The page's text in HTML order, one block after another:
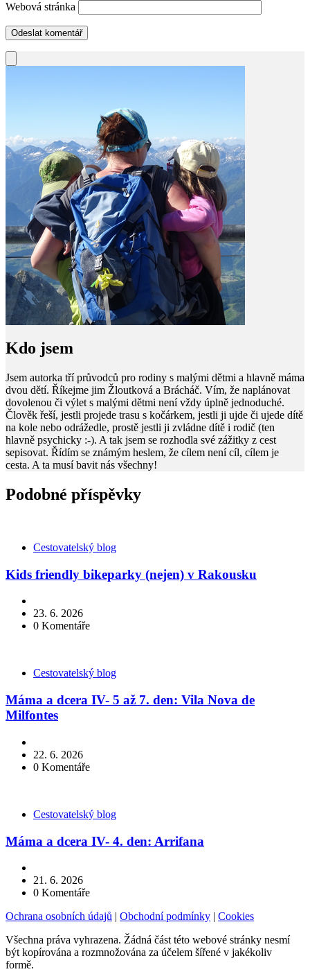
Webová stránka
Kdo jsem
Jsem autorka tří průvodců pro rodiny s malými dětmi a hlavně máma
dvou dětí. Říkejme jim Žloutková a Brácháč. Vím, že naplánovat
dovolenou či výlet s malými dětmi není vždy úplně jednoduché.
Člověk řeší, jestli projede trasu s kočárkem, jestli ji ujde či ujede dítě
na kole nebo odrážedle, prostě jestli ji zvládne dítě i rodič (ten
hlavně psychicky :-). A tak jsem se rozhodla své zážitky z cest
sepisovat. Řídím se známým heslem, že cílem není cíl, cílem je
cesta. A ta musí bavit nás všechny!
Podobné příspěvky
KategorieCestovatelský blog
Kids friendly bikeparky (nejen) v Rakousku
23. 6. 2026
0 Komentáře
KategorieCestovatelský blog
Máma a dcera IV- 5 až 7. den: Vila Nova de
Milfontes
22. 6. 2026
0 Komentáře
KategorieCestovatelský blog
Máma a dcera IV- 4. den: Arrifana
21. 6. 2026
0 Komentáře
Ochrana osobních údajů | Obchodní podmínky | Cookies
Všechna práva vyhrazena. Žádná část této webové stránky nesmí
být kopírována a rozmnožována za účelem šířené v jakékoliv
formě.